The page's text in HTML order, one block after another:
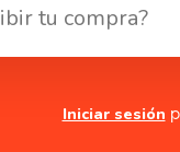
Iniciar sesión